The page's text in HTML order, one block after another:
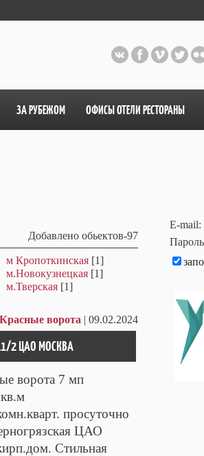
ЗА РУБЕЖОМ ОФИСЫ ОТЕЛИ РЕСТОРАНЫ
Добавлено обьектов-97
м Кропоткинская [1]
м.Новокузнецкая [1]
м.Тверская [1]
ворота | 09.02.2024
2 ЦАО МОСКВА
ворота 7 мп
просуточно
ЦАО
Стильная
E-mail: